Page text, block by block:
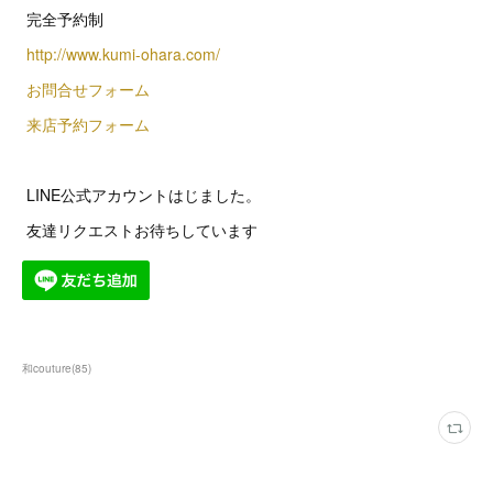
完全予約制
http://www.kumi-ohara.com/
お問合せフォーム
来店予約フォーム
LINE公式アカウントはじました。
友達リクエストお待ちしています
和couture(85)